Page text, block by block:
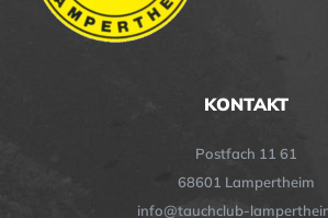
KONTAKT
Postfach 11 61
68601 Lampertheim
info@tauchclub-